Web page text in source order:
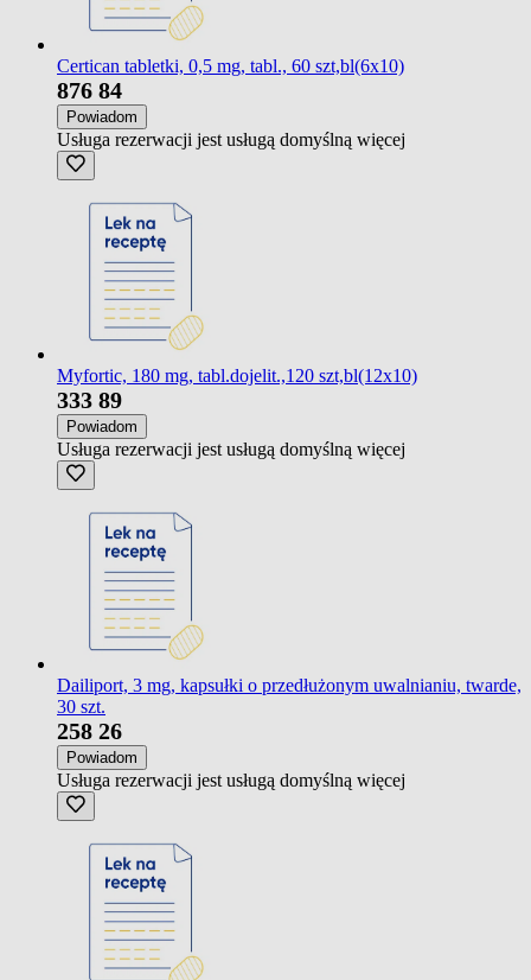
Certican tabletki, 0,5 mg, tabl., 60 szt,bl(6x10)
876 84
Powiadom
Usługa rezerwacji jest usługą domyślną więcej
Myfortic, 180 mg, tabl.dojelit.,120 szt,bl(12x10)
333 89
Powiadom
Usługa rezerwacji jest usługą domyślną więcej
Dailiport, 3 mg, kapsułki o przedłużonym uwalnianiu, twarde,
30 szt.
258 26
Powiadom
Usługa rezerwacji jest usługą domyślną więcej